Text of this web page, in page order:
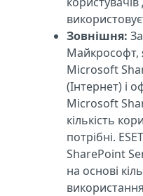
Зовнішня:
Майкрософт,
Microsoft
(Інтернет) і
Microsoft
кількість
потрібні.
SharePoint
на основі